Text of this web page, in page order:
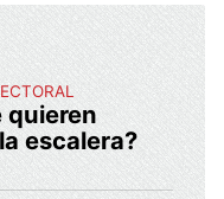
quieren
escalera?